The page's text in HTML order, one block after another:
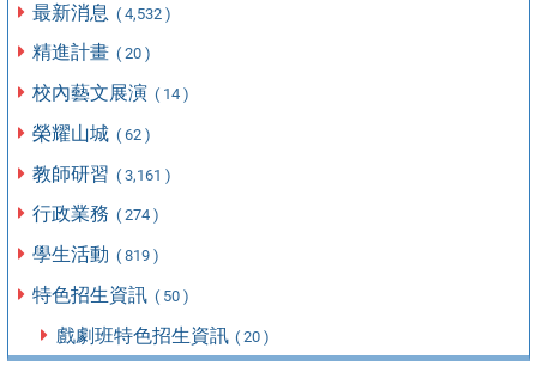
最新消息 ( 4,532 )
精進計畫 ( 20 )
校內藝文展演 ( 14 )
榮耀山城 ( 62 )
教師研習 ( 3,161 )
行政業務 ( 274 )
學生活動 ( 819 )
特色招生資訊 ( 50 )
戲劇班特色招生資訊 ( 20 )